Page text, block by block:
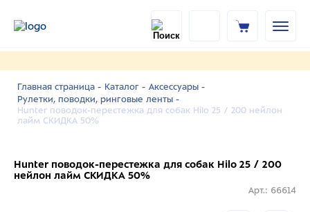
Главная страница - Каталог - Аксессуары -
Рулетки, поводки, ринговые ленты -
Hunter поводок-перестежка для собак Hilo 25 / 200 нейлон
лайм СКИДКА 50%
Hunter поводок-перестежка для собак Hilo 25 / 200
нейлон лайм СКИДКА 50%
Арт.: 66614